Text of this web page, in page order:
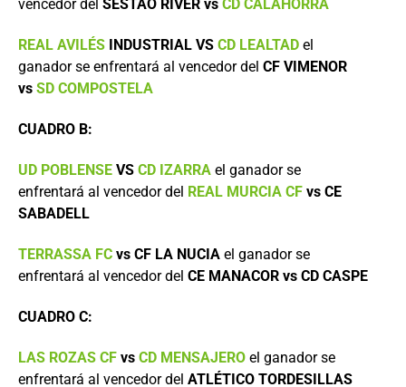
vencedor del SESTAO RIVER vs CD CALAHORRA
REAL AVILÉS INDUSTRIAL VS CD LEALTAD el
ganador se enfrentará al vencedor del CF VIMENOR
vs SD COMPOSTELA
CUADRO B:
UD POBLENSE VS CD IZARRA el ganador se
enfrentará al vencedor del REAL MURCIA CF vs CE
SABADELL
TERRASSA FC vs CF LA NUCIA el ganador se
enfrentará al vencedor del CE MANACOR vs CD CASPE
CUADRO C:
LAS ROZAS CF vs CD MENSAJERO el ganador se
enfrentará al vencedor del ATLÉTICO TORDESILLAS